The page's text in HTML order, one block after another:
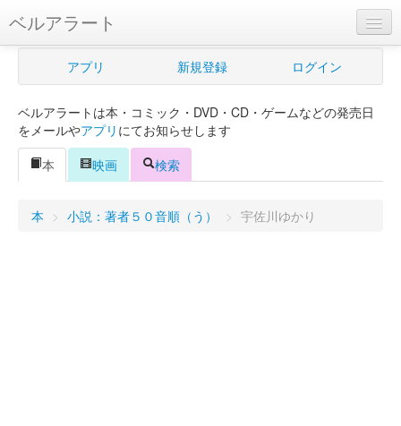
ベルアラート
ベルアラートとは
新規登録
ログイン
アプリ 新規登録 ログイン
ベルアラートは本・コミック・DVD・CD・ゲームなどの発売日
をメールやアプリ にてお知らせします
本
映画 検索
本 > 小説：著者５０音順（う） > 宇佐川ゆかり